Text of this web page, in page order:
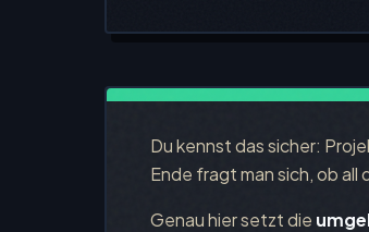
Du kennst das sicher:
Ende fragt man sich, ob all
Genau hier setzt die